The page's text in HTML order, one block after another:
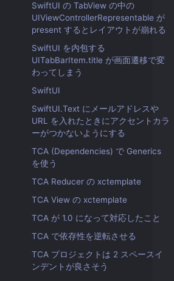
SwiftUI の TabView の中の
UIViewControllerRepresentable が
present するとレイアウトが崩れる
SwiftUI を内包する
UITabBarItem.title が画面遷移で変
わってしまう
SwiftUI
SwiftUI.Text にメールアドレスや
URL を入れたときにアクセントカラ
ーがつかないようにする
TCA (Dependencies) で Generics
を使う
TCA Reducer の xctemplate
TCA View の xctemplate
TCA が 1.0 になって対応したこと
TCA で依存性を逆転させる
TCA プロジェクトは 2 スペースイ
ンデントが良さそう